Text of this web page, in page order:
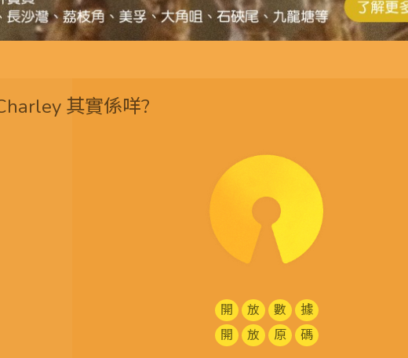
其實係咩?
開 放 數
據
開
放 原 碼